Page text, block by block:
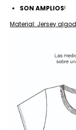
SON AMPLIOS!
Material: Jersey